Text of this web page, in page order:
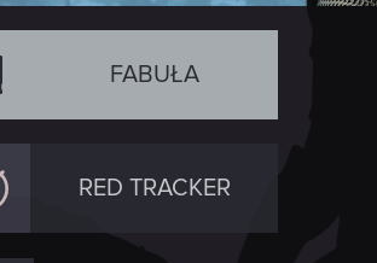
FABUŁA
RED TRACKER